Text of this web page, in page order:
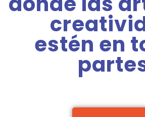
estén en